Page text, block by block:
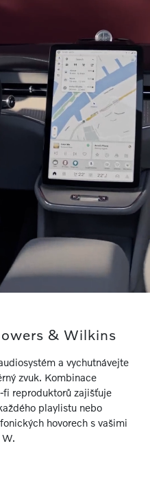
& Wilkins
a vychutnávejte
zvuk. Kombinace
reproduktorů zajišťuje
playlistu nebo
hovorech s vašimi